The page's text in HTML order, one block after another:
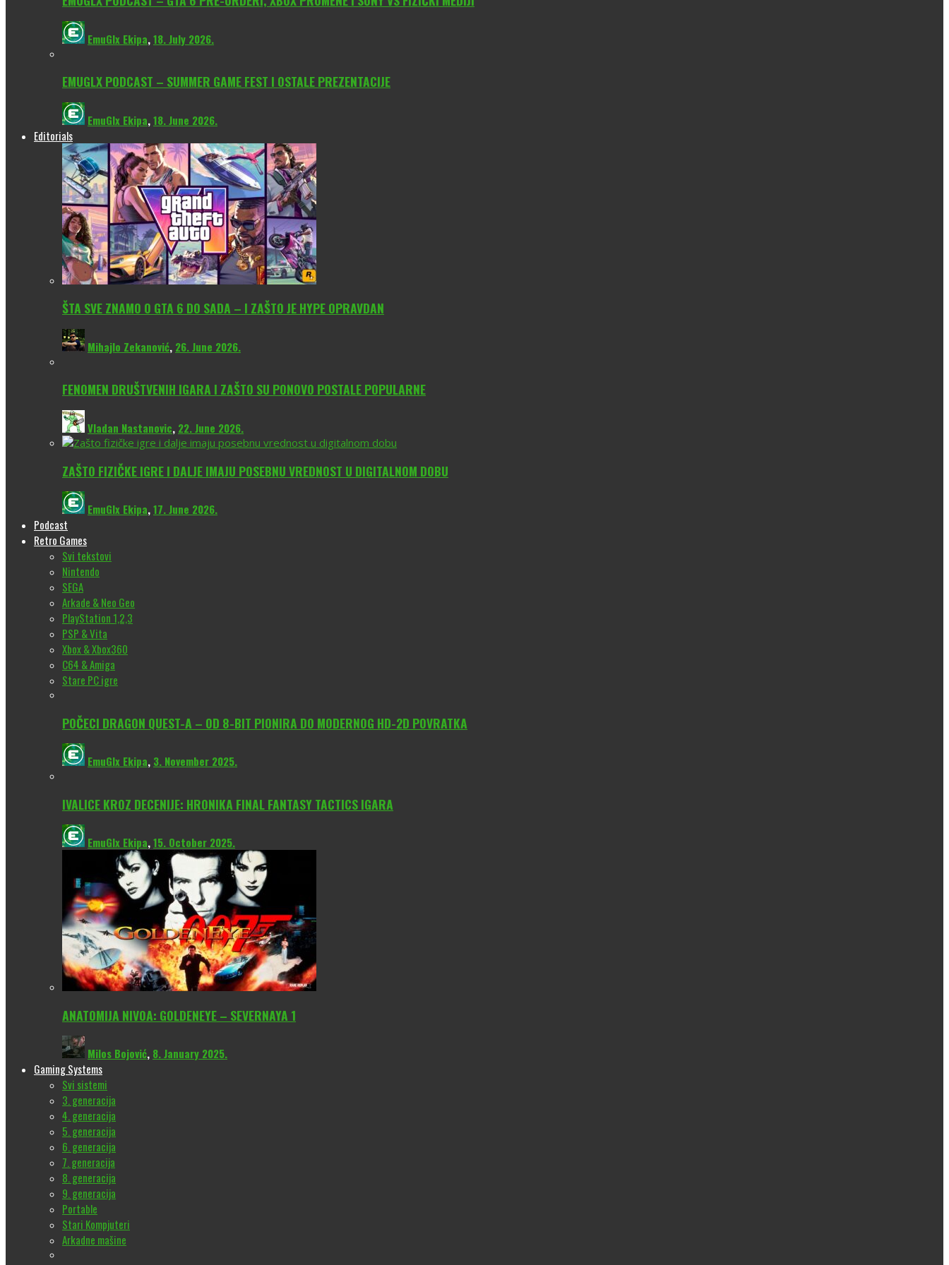
EmuGlx Ekipa,18. July 2026.
EMUGLX PODCAST – SUMMER GAME FEST I OSTALE PREZENTACIJE
EmuGlx Ekipa,18. June 2026.
Editorials
ŠTA SVE ZNAMO O GTA 6 DO SADA – I ZAŠTO JE HYPE OPRAVDAN
Mihajlo Zekanović, 26. June 2026.
FENOMEN DRUŠTVENIH IGARA I ZAŠTO SU PONOVO POSTALE POPULARNE
Vladan Nastanovic, 22. June 2026.
ZAŠTO FIZIČKE IGRE I DALJE IMAJU POSEBNU VREDNOST U DIGITALNOM DOBU
EmuGlx Ekipa,17. June 2026.
Podcast
Retro Games
Svi tekstovi
Nintendo
SEGA
Arkade & Neo Geo
PlayStation 1,2,3
PSP & Vita
Xbox & Xbox360
C64 & Amiga
Stare PC igre
POČECI DRAGON QUEST-A – OD 8-BIT PIONIRA DO MODERNOG HD-2D POVRATKA
EmuGlx Ekipa, 3. November 2025.
IVALICE KROZ DECENIJE: HRONIKA FINAL FANTASY TACTICS IGARA
EmuGlx Ekipa,15. October 2025.
ANATOMIJA NIVOA: GOLDENEYE – SEVERNAYA 1
Milos Bojović, 8. January 2025.
Gaming Systems
Svi sistemi
3. generacija
4. generacija
5. generacija
6. generacija
7. generacija
8. generacija
9. generacija
Portable
Stari Kompjuteri
Arkadne mašine